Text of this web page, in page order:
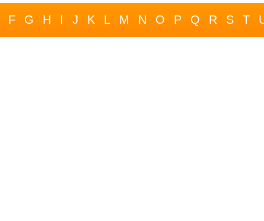
F G H I J K L M N O P Q R S T